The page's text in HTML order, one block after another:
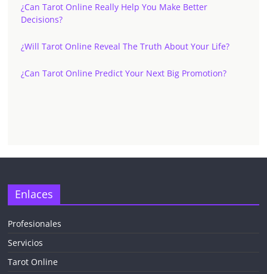
¿Can Tarot Online Really Help You Make Better
Decisions?
¿Will Tarot Online Reveal The Truth About Your Life?
¿Can Tarot Online Predict Your Next Big Promotion?
Enlaces
Profesionales
Servicios
Tarot Online